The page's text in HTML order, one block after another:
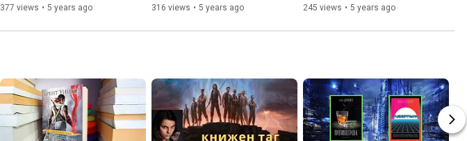
377 views • 5 years ago
316 views • 5 years ago
245 views • 5 years ago